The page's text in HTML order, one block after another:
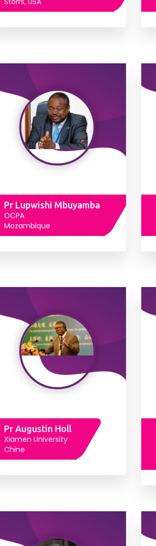
Pr Lupwishi Mbuyamba
OCPA
Mozambique
Pr Augustin Holl
Xiamen University
Chine